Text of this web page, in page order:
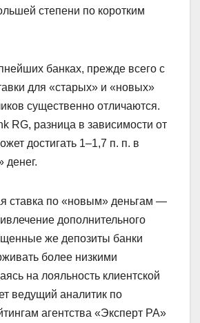
степени по коротким
банках, прежде всего с
для «старых» и «новых»
существенно отличаются.
RG, разница в зависимости от
достигать 1–1,7 п. п. в
денег.
ставка по «новым» деньгам —
дополнительного
же депозиты банки
более низкими
на лояльность клиентской
ведущий аналитик по
агентства «Эксперт РА»